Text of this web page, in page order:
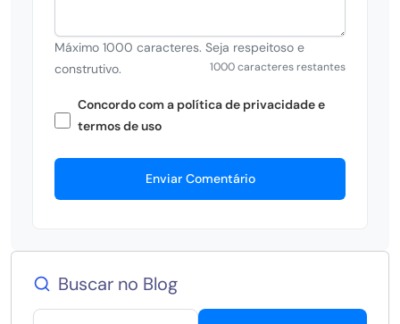
Máximo 1000 caracteres. Seja respeitoso e
construtivo.
1000 caracteres restantes
Concordo com a política de privacidade e
termos de uso
Enviar Comentário
Buscar no Blog